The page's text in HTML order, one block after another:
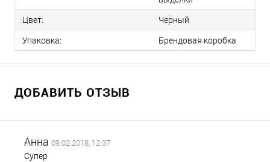
Цвет:
Черный
Упаковка:
Брендовая коробка
ДОБАВИТЬ ОТЗЫВ
Анна 09.02.2018, 12:37
Супер